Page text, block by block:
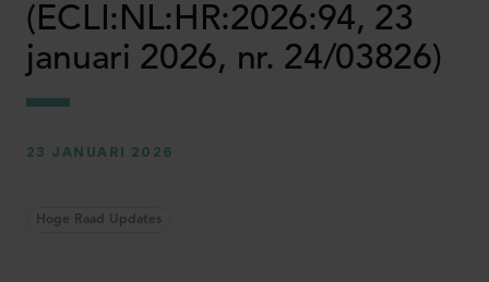
(ECLI:NL:HR:2026:94, 23
januari 2026, nr. 24/03826)
23 JANUARI 2026
Hoge Raad Updates